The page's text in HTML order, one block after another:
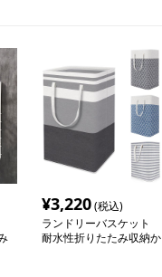
¥3,220(税込)
ランドリーバスケット
耐水性折りたたみ収納か